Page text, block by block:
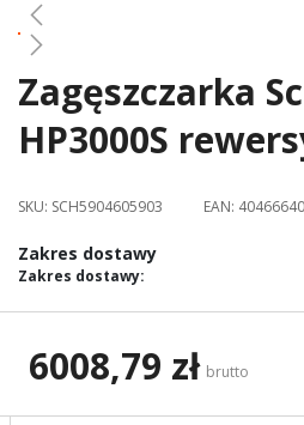
Skip
the
of
images
gallery
Zagęszczarka
HP3000S
SKU: SCH5904605903 EAN:
Zakres dostawy
Zakres dostawy:
6008,79 zł brutto